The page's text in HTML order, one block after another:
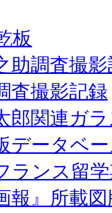
板
助調査撮
査撮影記録
郎関連ガ
データベ
ランス留
報』所載